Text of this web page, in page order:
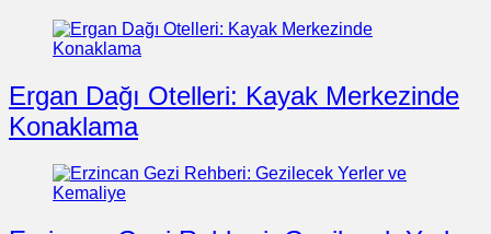
Ergan Dağı Otelleri: Kayak Merkezinde
Konaklama